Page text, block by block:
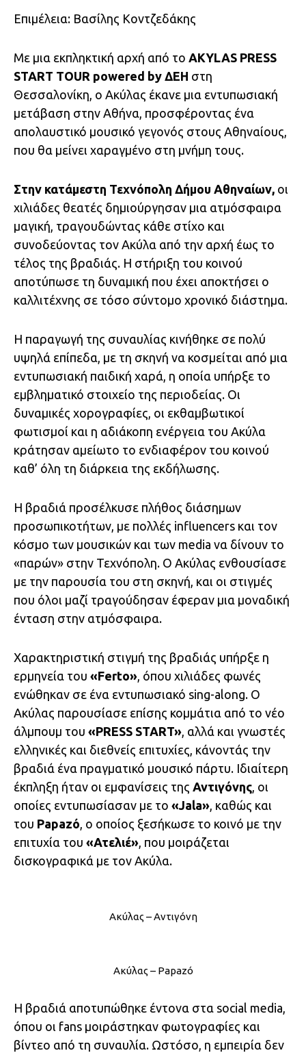
Επιμέλεια: Βασίλης Κοντζεδάκης
Με μια εκπληκτική αρχή από το AKYLAS PRESS
START TOUR powered by ΔΕΗ στη
Θεσσαλονίκη, ο Ακύλας έκανε μια εντυπωσιακή
μετάβαση στην Αθήνα, προσφέροντας ένα
απολαυστικό μουσικό γεγονός στους Αθηναίους,
που θα μείνει χαραγμένο στη μνήμη τους.
Στην κατάμεστη Τεχνόπολη Δήμου Αθηναίων, οι
χιλιάδες θεατές δημιούργησαν μια ατμόσφαιρα
μαγική, τραγουδώντας κάθε στίχο και
συνοδεύοντας τον Ακύλα από την αρχή έως το
τέλος της βραδιάς. Η στήριξη του κοινού
αποτύπωσε τη δυναμική που έχει αποκτήσει ο
καλλιτέχνης σε τόσο σύντομο χρονικό διάστημα.
Η παραγωγή της συναυλίας κινήθηκε σε πολύ
υψηλά επίπεδα, με τη σκηνή να κοσμείται από μια
εντυπωσιακή παιδική χαρά, η οποία υπήρξε το
εμβληματικό στοιχείο της περιοδείας. Οι
δυναμικές χορογραφίες, οι εκθαμβωτικοί
φωτισμοί και η αδιάκοπη ενέργεια του Ακύλα
κράτησαν αμείωτο το ενδιαφέρον του κοινού
καθ’ όλη τη διάρκεια της εκδήλωσης.
Η βραδιά προσέλκυσε πλήθος διάσημων
προσωπικοτήτων, με πολλές influencers και τον
κόσμο των μουσικών και των media να δίνουν το
«παρών» στην Τεχνόπολη. Ο Ακύλας ενθουσίασε
με την παρουσία του στη σκηνή, και οι στιγμές
που όλοι μαζί τραγούδησαν έφεραν μια μοναδική
ένταση στην ατμόσφαιρα.
Χαρακτηριστική στιγμή της βραδιάς υπήρξε η
ερμηνεία του «Ferto», όπου χιλιάδες φωνές
ενώθηκαν σε ένα εντυπωσιακό sing-along. Ο
Ακύλας παρουσίασε επίσης κομμάτια από το νέο
άλμπουμ του «PRESS START», αλλά και γνωστές
ελληνικές και διεθνείς επιτυχίες, κάνοντάς την
βραδιά ένα πραγματικό μουσικό πάρτυ. Ιδιαίτερη
έκπληξη ήταν οι εμφανίσεις της Αντιγόνης, οι
οποίες εντυπωσίασαν με το «Jala», καθώς και
του Papazó, ο οποίος ξεσήκωσε το κοινό με την
επιτυχία του «Ατελιέ», που μοιράζεται
δισκογραφικά με τον Ακύλα.
Ακύλας – Αντιγόνη
Ακύλας – Papazó
Η βραδιά αποτυπώθηκε έντονα στα social media,
όπου οι fans μοιράστηκαν φωτογραφίες και
βίντεο από τη συναυλία. Ωστόσο, η εμπειρία δεν